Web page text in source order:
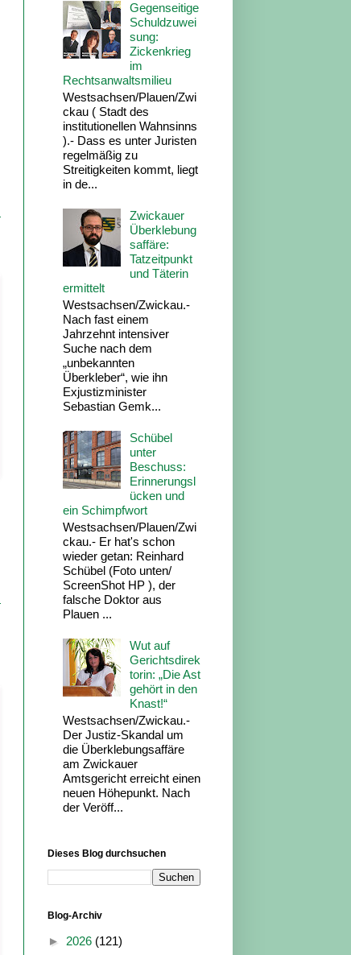
Gegenseitige
Schuldzuwei
sung:
Zickenkrieg
im
Rechtsanwaltsmilieu
Westsachsen/Plauen/Zwi
ckau ( Stadt des
institutionellen Wahnsinns
).- Dass es unter Juristen
regelmäßig zu
Streitigkeiten kommt, liegt
in de...
Zwickauer
Überklebung
saffäre:
Tatzeitpunkt
und Täterin
ermittelt
Westsachsen/Zwickau.-
Nach fast einem
Jahrzehnt intensiver
Suche nach dem
„unbekannten
Überkleber“, wie ihn
Exjustizminister
Sebastian Gemk...
Schübel
unter
Beschuss:
Erinnerungsl
ücken und
ein Schimpfwort
Westsachsen/Plauen/Zwi
ckau.- Er hat's schon
wieder getan: Reinhard
Schübel (Foto unten/
ScreenShot HP ), der
falsche Doktor aus
Plauen ...
Wut auf
Gerichtsdirek
torin: „Die Ast
gehört in den
Knast!“
Westsachsen/Zwickau.-
Der Justiz-Skandal um
die Überklebungsaffäre
am Zwickauer
Amtsgericht erreicht einen
neuen Höhepunkt. Nach
der Veröff...
Dieses Blog durchsuchen
Blog-Archiv
► 2026 (121)